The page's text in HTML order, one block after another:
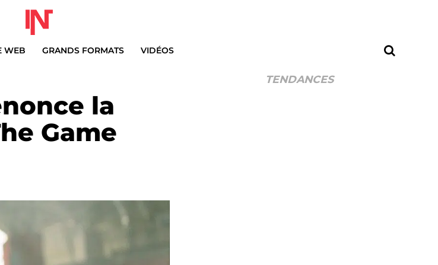
WEB GRANDS FORMATS VIDÉOS
la
Game
TENDANCES